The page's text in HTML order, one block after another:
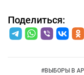
Поделиться:
#ВЫБОРЫ В